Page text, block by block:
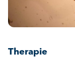
Therapie